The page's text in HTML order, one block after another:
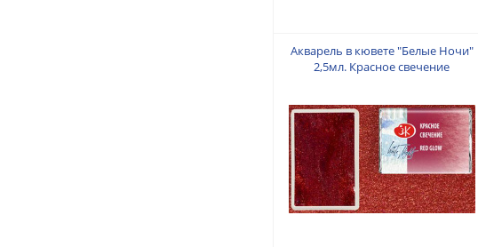
Акварель в кювете "Белые Ночи"
2,5мл. Красное свечение